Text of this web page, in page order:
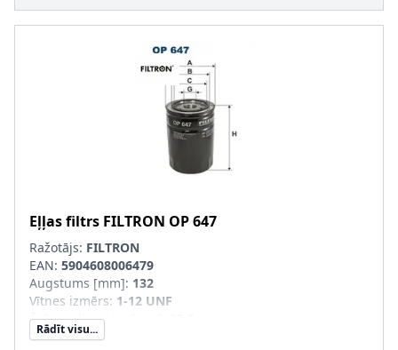
Eļļas filtrs FILTRON OP 647
Ražotājs: FILTRON
EAN: 5904608006479
Augstums [mm]: 132
Vītnes izmērs: 1-12 UNF
Ārējais diametrs [mm]
Filtra izpildījums
Rādīt visu...